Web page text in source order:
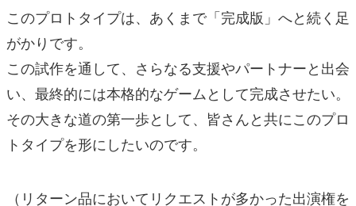
このプロトタイプは、あくまで「完成版」へと続く足
がかりです。
この試作を通して、さらなる支援やパートナーと出会
い、最終的には本格的なゲームとして完成させたい。
その大きな道の第一歩として、皆さんと共にこのプロ
トタイプを形にしたいのです。
（リターン品においてリクエストが多かった出演権を